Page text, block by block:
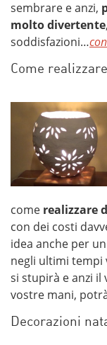
sembrare e anzi,
molto divertente
soddisfazioni…
Come
come realizzare
con dei costi
idea anche per
negli ultimi tempi
si stupirà e anzi
vostre mani,
Decorazioni